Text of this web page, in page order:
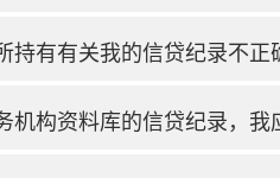
有有关我的信贷纪录不正
构资料库的信贷纪录，我